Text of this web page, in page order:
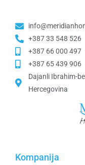
+387 33 548 526
+387 66 000 497
+387 65 439 906
Dajanli Ibrahim-
Hercegovina​
Kompanija